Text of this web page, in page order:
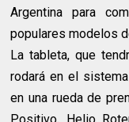
Argentina para
populares modelos
La tableta, que
rodará en el
en una rueda de